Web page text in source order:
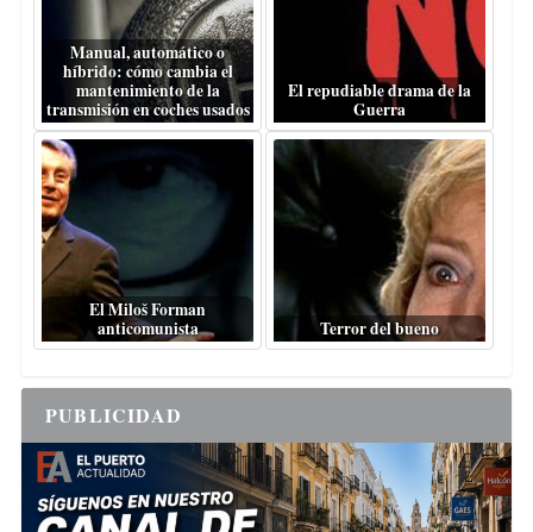
Manual, automático o
híbrido: cómo cambia el
mantenimiento de la
transmisión en coches usados
El repudiable drama de la
Guerra
El Miloš Forman
anticomunista
Terror del bueno
PUBLICIDAD